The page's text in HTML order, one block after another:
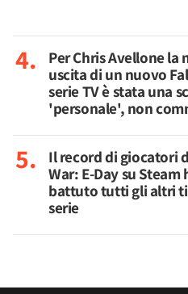
Per Chris Avellone la
uscita di un nuovo
serie TV è stata una
'personale', non
Il record di giocatori
War: E-Day su Steam
battuto tutti gli altri
serie